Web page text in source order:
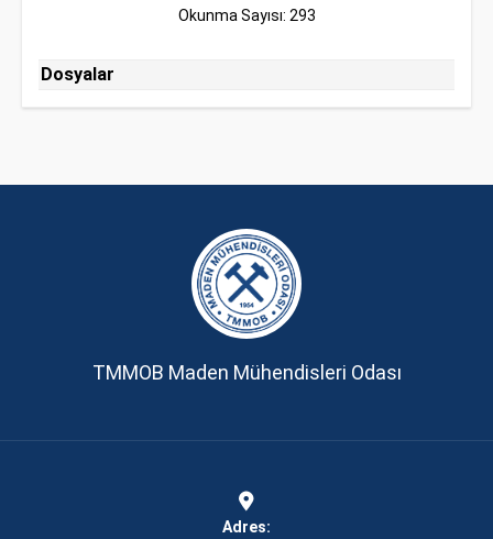
Okunma Sayısı: 293
Dosyalar
TMMOB Maden Mühendisleri Odası
Adres: